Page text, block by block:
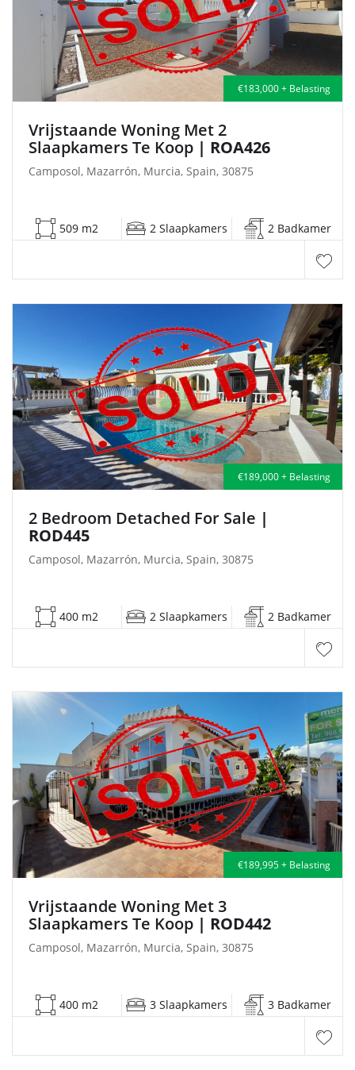
€183,000 + Belasting
Vrijstaande Woning Met 2
Slaapkamers Te Koop | ROA426
Camposol, Mazarrón, Murcia, Spain, 30875
509 m2 2 Slaapkamers 2 Badkamer
€189,000 + Belasting
2 Bedroom Detached For Sale |
ROD445
Camposol, Mazarrón, Murcia, Spain, 30875
400 m2 2 Slaapkamers 2 Badkamer
€189,995 + Belasting
Vrijstaande Woning Met 3
Slaapkamers Te Koop | ROD442
Camposol, Mazarrón, Murcia, Spain, 30875
400 m2 3 Slaapkamers 3 Badkamer